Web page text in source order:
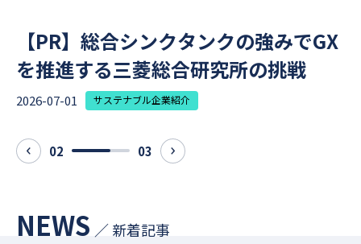
prev 02 03 next
2026-07-01 サステナブル企業紹介
【PR】総合シンクタンクの強みでGX
を推進する三菱総合研究所の挑戦
NEWS ／ 新着記事